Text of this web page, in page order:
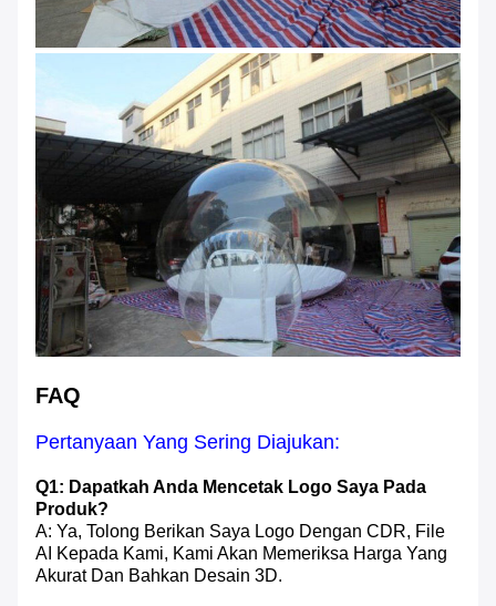
FAQ
Pertanyaan Yang Sering Diajukan:
Q1: Dapatkah Anda Mencetak Logo Saya Pada
Produk?
A: Ya, Tolong Berikan Saya Logo Dengan CDR, File
AI Kepada Kami, Kami Akan Memeriksa Harga Yang
Akurat Dan Bahkan Desain 3D.